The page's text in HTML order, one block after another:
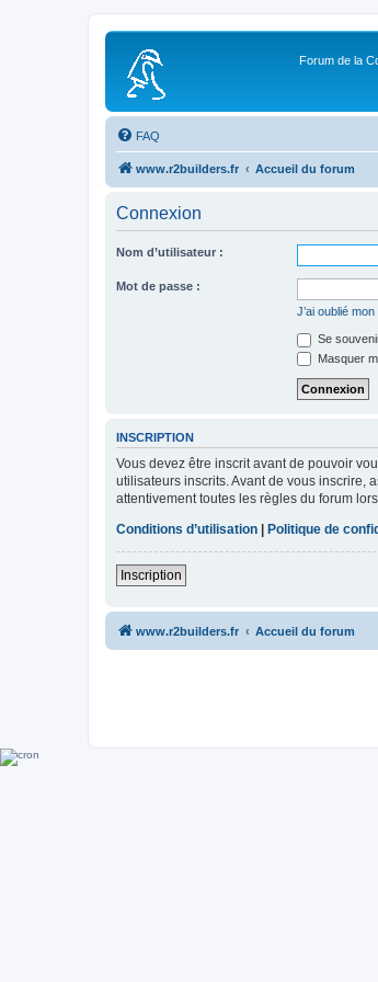
Forum de la
FAQ
www.r2builders.fr Accueil du forum
Connexion
Nom d’utilisateur :
Mot de passe :
J’ai oublié
Se
Masquer
INSCRIPTION
Vous devez être inscrit avant de pouvoir
utilisateurs inscrits. Avant de vous inscrire,
attentivement toutes les règles du forum
Conditions d’utilisation | Politique de
Inscription
www.r2builders.fr Accueil du forum